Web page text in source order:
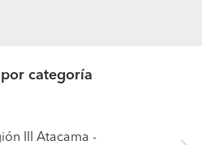
por categoría
III Atacama -